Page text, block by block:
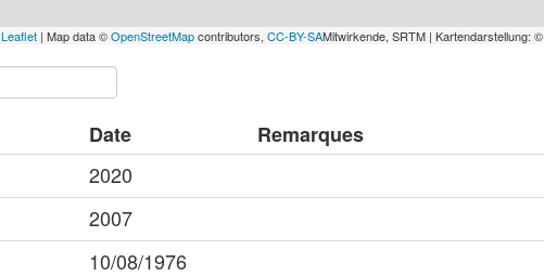
Leaflet| Map data ©OpenStreetMapcontributors, CC-BY-SAMitwirkende, SRTM | Kartendarstellung: ©
Date Remarques
2020
2007
10/08/1976